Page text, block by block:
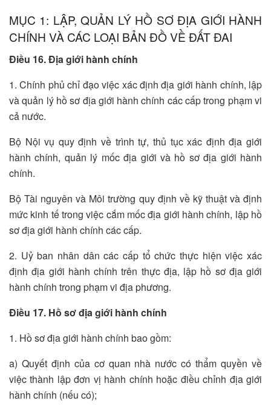
MỤC 1: LẬP, QUẢN LÝ HỒ SƠ ĐỊA GIỚI HÀNH
CHÍNH VÀ CÁC LOẠI BẢN ĐỒ VỀ ĐẤT ĐAI
Điều 16. Địa giới hành chính
1. Chính phủ chỉ đạo việc xác định địa giới hành chính, lập
và quản lý hồ sơ địa giới hành chính các cấp trong phạm vi
cả nước.
Bộ Nội vụ quy định về trình tự, thủ tục xác định địa giới
hành chính, quản lý mốc địa giới và hồ sơ địa giới hành
chính.
Bộ Tài nguyên và Môi trường quy định về kỹ thuật và định
mức kinh tế trong việc cắm mốc địa giới hành chính, lập hồ
sơ địa giới hành chính các cấp.
2. Uỷ ban nhân dân các cấp tổ chức thực hiện việc xác
định địa giới hành chính trên thực địa, lập hồ sơ địa giới
hành chính trong phạm vi địa phương.
Điều 17. Hồ sơ địa giới hành chính
1. Hồ sơ địa giới hành chính bao gồm:
a) Quyết định của cơ quan nhà nước có thẩm quyền về
việc thành lập đơn vị hành chính hoặc điều chỉnh địa giới
hành chính (nếu có);